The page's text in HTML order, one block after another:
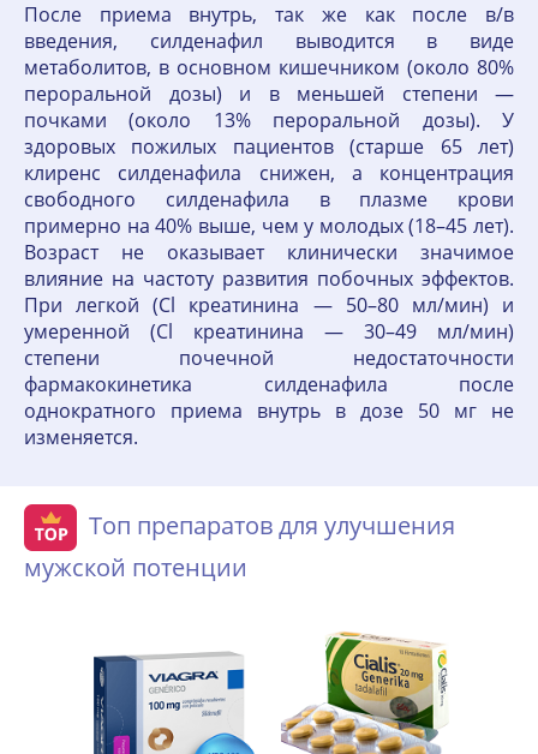
После приема внутрь, так же как после в/в
введения, силденафил выводится в виде
метаболитов, в основном кишечником (около 80%
пероральной дозы) и в меньшей степени —
почками (около 13% пероральной дозы). У
здоровых пожилых пациентов (старше 65 лет)
клиренс силденафила снижен, а концентрация
свободного силденафила в плазме крови
примерно на 40% выше, чем у молодых (18–45 лет).
Возраст не оказывает клинически значимое
влияние на частоту развития побочных эффектов.
При легкой (Cl креатинина — 50–80 мл/мин) и
умеренной (Cl креатинина — 30–49 мл/мин)
степени почечной недостаточности
фармакокинетика силденафила после
однократного приема внутрь в дозе 50 мг не
изменяется.
Топ препаратов для улучшения
мужской потенции